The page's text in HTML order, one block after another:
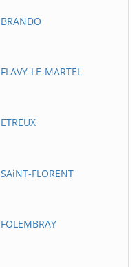
LE-MARTEL
FLORENT